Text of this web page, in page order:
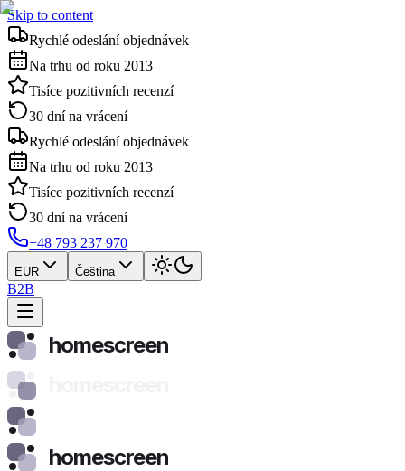
Skip to content
Rychlé odeslání objednávek
Na trhu od roku 2013
Tisíce pozitivních recenzí
30 dní na vrácení
Rychlé odeslání objednávek
Na trhu od roku 2013
Tisíce pozitivních recenzí
30 dní na vrácení
+48 793 237 970
EUR Čeština
B2B
homescreen
homescreen